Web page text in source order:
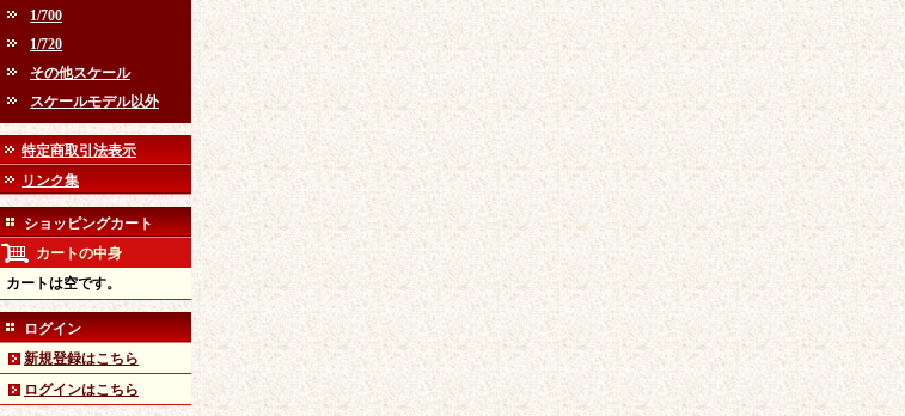
1/700
1/720
その他スケール
スケールモデル以外
特定商取引法表示
リンク集
ショッピングカート
カートの中身
カートは空です。
ログイン
新規登録はこちら
ログインはこちら